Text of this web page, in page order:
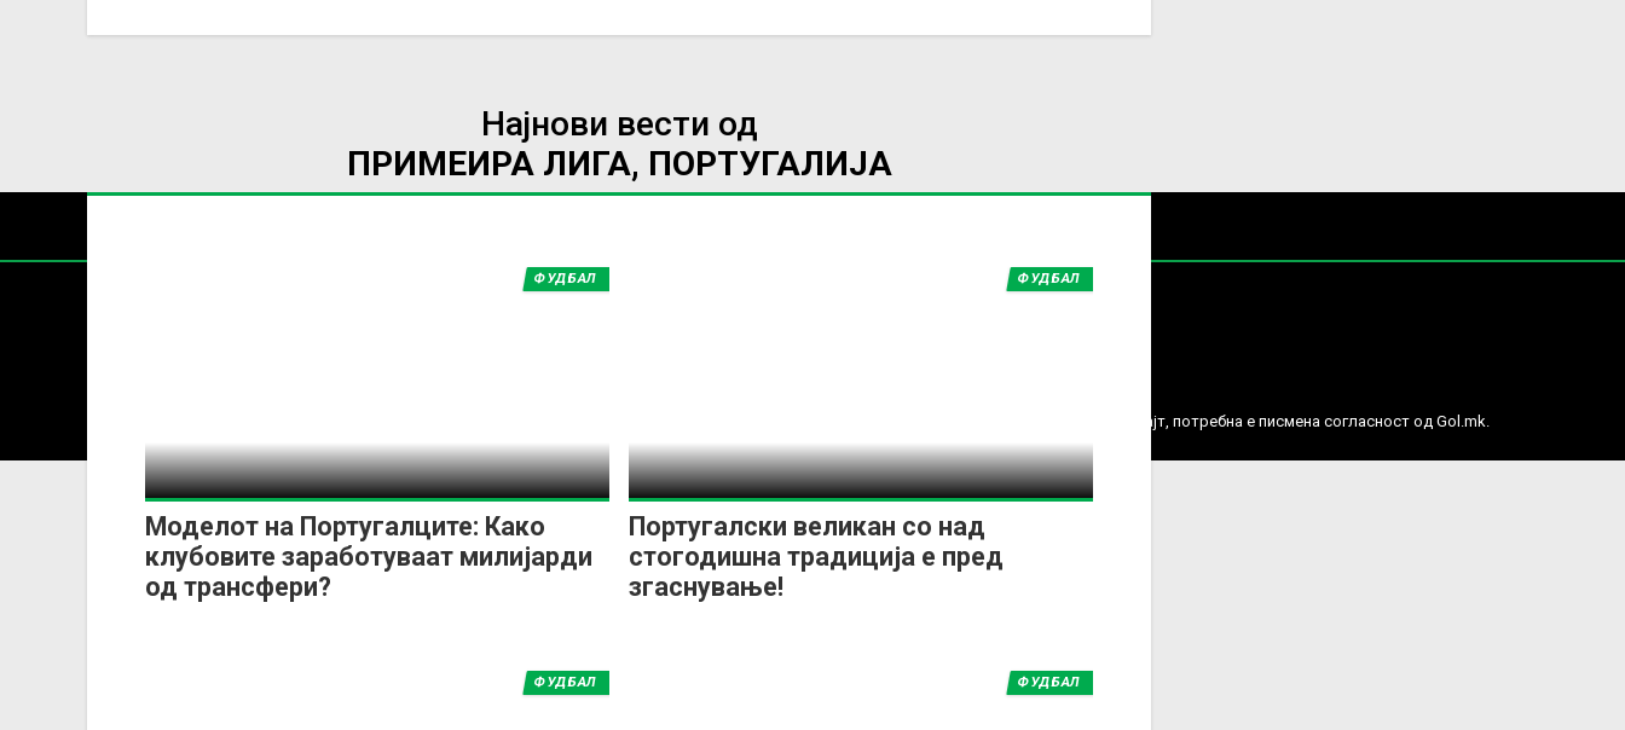
Најнови вести од
ПРИМЕИРА ЛИГА, ПОРТУГАЛИЈА
Моделот на Португалците: Како
клубовите заработуваат милијарди
од трансфери?
ФУДБАЛ
Португалски великан со над
стогодишна традиција е пред
згаснување!
ФУДБАЛ
ФУДБАЛ ФУДБАЛ
За секоја форма на распространување, репродукција или комерцијална употреба на текстови, фотографии или податоци од овој веб сајт, потребна е писмена согласност од Gol.mk.